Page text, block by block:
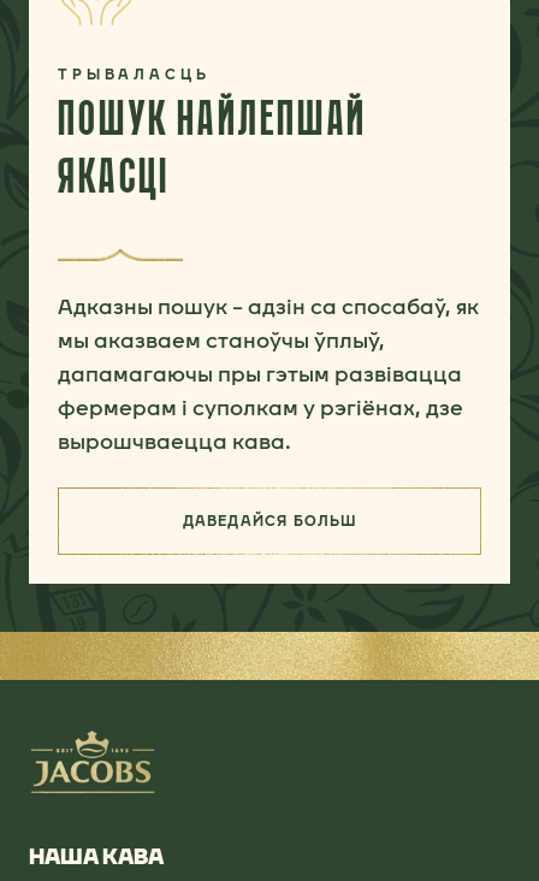
ТРЫВАЛАСЦЬ
ПОШУК НАЙЛЕПШАЙ
ЯКАСЦІ
Адказны пошук – адзін са спосабаў, як
мы аказваем станоўчы ўплыў,
дапамагаючы пры гэтым развівацца
фермерам і суполкам у рэгіёнах, дзе
вырошчваецца кава.
ДАВЕДАЙСЯ БОЛЬШ
НАША КАВА